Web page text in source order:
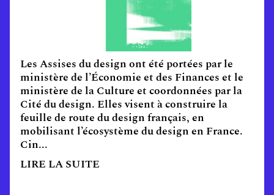
Les Assises du design ont été portées par le
ministère de l’Économie et des Finances et le
ministère de la Culture et coordonnées par la
Cité du design. Elles visent à construire la
feuille de route du design français, en
mobilisant l’écosystème du design en France.
Cin...
LIRE LA SUITE